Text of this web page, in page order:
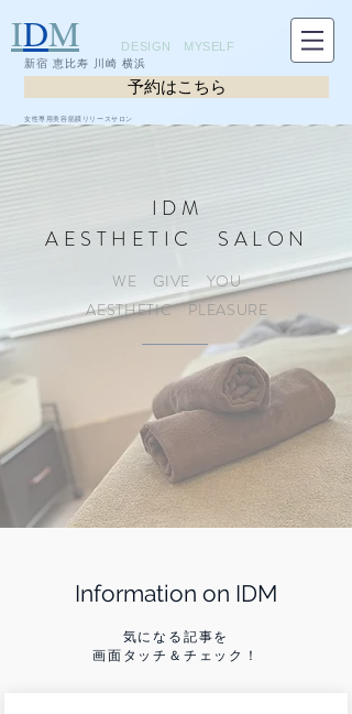
DESIGN MYSELF
IDM
新宿 恵比寿 川崎 横浜
予約はこちら
女性専用美容筋膜リリースサロン
IDM
AESTHETIC SALON
WE GIVE YOU
​AESTHETIC PLEASURE
Information on IDM
気になる記事を
画面タッチ＆チェック！